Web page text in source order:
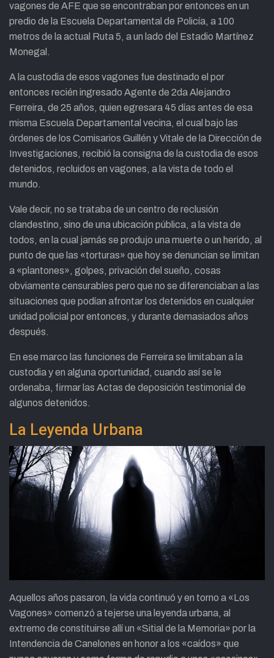
vagones de AFE que se encontraban por entonces en un
predio de la Escuela Departamental de Policía, a 100
metros de la actual Ruta 5, a un lado del Estadio Martínez
Monegal.
A la custodia de esos vagones fue destinado el por
entonces recién ingresado Agente de 2da Alejandro
Ferreira, de 25 años, quien egresara 45 días antes de esa
misma Escuela Departamental vecina, el cual bajo las
órdenes de los Comisarios Guillén y Vitale de la Dirección de
Investigaciones, recibió la consigna de la custodia de esos
detenidos, recluidos en vagones, a la vista de todo el
mundo.
Vale decir, no se trataba de un centro de reclusión
clandestino, sino de una ubicación pública, a la vista de
todos, en la cual jamás se produjo una muerte o un herido, al
punto de que las «torturas» que hoy se denuncian se limitan
a «plantones», golpes, privación del sueño, cosas
obviamente censurables pero que no se diferenciaban a las
situaciones que podían afrontar los detenidos en cualquier
unidad policial por entonces, y durante demasiados años
después.
En ese marco las funciones de Ferreira se limitaban a la
custodia y en alguna oportunidad, cuando así se le
ordenaba, firmar las Actas de deposición testimonial de
algunos detenidos.
La Leyenda Urbana
Aquellos años pasaron, la vida continuó y en torno a «Los
Vagones» comenzó a tejerse una leyenda urbana, al
extremo de constituirse allí un «Sitial de la Memoria» por la
Intendencia de Canelones en honor a los «caídos» que